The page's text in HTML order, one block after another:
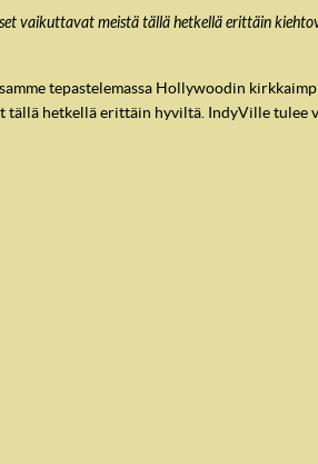
vaikuttavat meistä tällä hetkellä erittäin
tepastelemassa Hollywoodin
hetkellä erittäin hyviltä. IndyVille tulee